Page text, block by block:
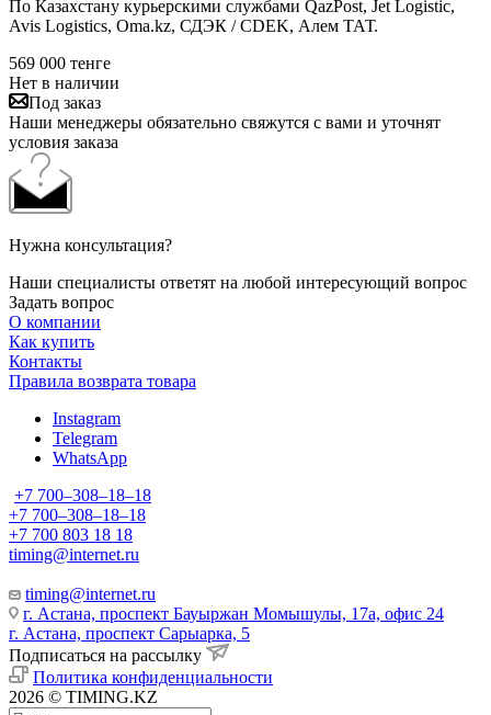
По Казахстану курьерскими службами QazPost, Jet Logistic,
Avis Logistics, Oma.kz, СДЭК / CDEK, Алем ТАТ.
569 000 тенге
Нет в наличии
Под заказ
Наши менеджеры обязательно свяжутся с вами и уточнят
условия заказа
Нужна консультация?
Наши специалисты ответят на любой интересующий вопрос
Задать вопрос
О компании
Как купить
Контакты
Правила возврата товара
Instagram
Telegram
WhatsApp
+7 700‒308‒18‒18
+7 700‒308‒18‒18
+7 700 803 18 18
timing@internet.ru
timing@internet.ru
г. Астана, проспект Бауыржан Момышулы, 17а, офис 24
г. Астана, проспект Сарыарка, 5
Подписаться на рассылку
Политика конфиденциальности
2026 © TIMING.KZ